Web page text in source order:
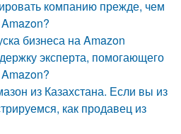
компанию прежде, чем
бизнеса на Amazon
эксперта, помогающего
из Казахстана. Если вы из
как продавец из